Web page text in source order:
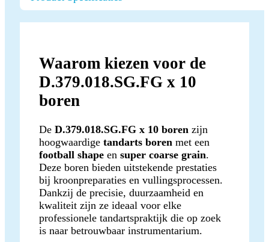
Waarom kiezen voor de
D.379.018.SG.FG x 10
boren
De D.379.018.SG.FG x 10 boren zijn
hoogwaardige tandarts boren met een
football shape en super coarse grain.
Deze boren bieden uitstekende prestaties
bij kroonpreparaties en vullingsprocessen.
Dankzij de precisie, duurzaamheid en
kwaliteit zijn ze ideaal voor elke
professionele tandartspraktijk die op zoek
is naar betrouwbaar instrumentarium.